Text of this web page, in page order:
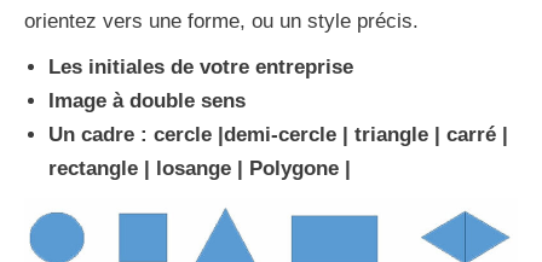
orientez vers une forme, ou un style précis.
Les initiales de votre entreprise
Image à double sens
Un cadre : cercle |demi-cercle | triangle | carré |
rectangle | losange | Polygone |